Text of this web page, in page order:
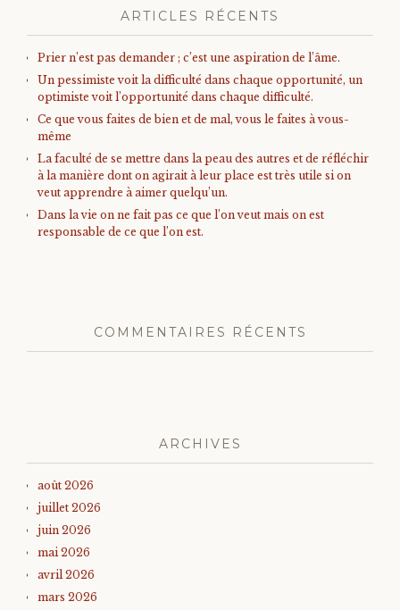
ARTICLES RÉCENTS
Prier n’est pas demander ; c’est une aspiration de l’âme.
Un pessimiste voit la difficulté dans chaque opportunité, un
optimiste voit l’opportunité dans chaque difficulté.
Ce que vous faites de bien et de mal, vous le faites à vous-
même
La faculté de se mettre dans la peau des autres et de réfléchir
à la manière dont on agirait à leur place est très utile si on
veut apprendre à aimer quelqu’un.
Dans la vie on ne fait pas ce que l’on veut mais on est
responsable de ce que l’on est.
COMMENTAIRES RÉCENTS
ARCHIVES
août 2026
juillet 2026
juin 2026
mai 2026
avril 2026
mars 2026